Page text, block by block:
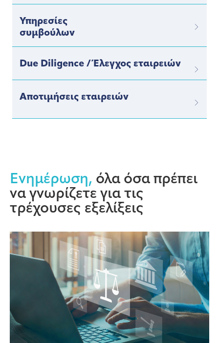
Υπηρεσίες
συμβούλων
Due Diligence / Έλεγχος εταιρειών
Αποτιμήσεις εταιρειών
Ενημέρωση, όλα όσα πρέπει
να γνωρίζετε για τις
τρέχουσες εξελίξεις